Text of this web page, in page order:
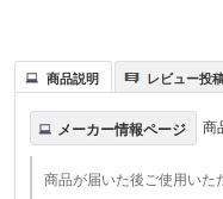
商品説明 レビュー投
メーカー情報ページ 商
商品が届いた後ご使用いた